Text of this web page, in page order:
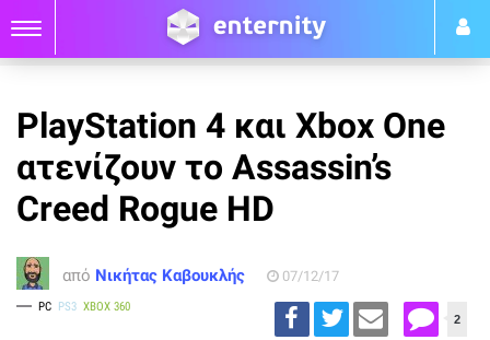
PlayStation 4 και Xbox One
ατενίζουν το Assassin’s
Creed Rogue HD
από Νικήτας Καβουκλής 07/12/17
PC PS3 XBOX 360
2